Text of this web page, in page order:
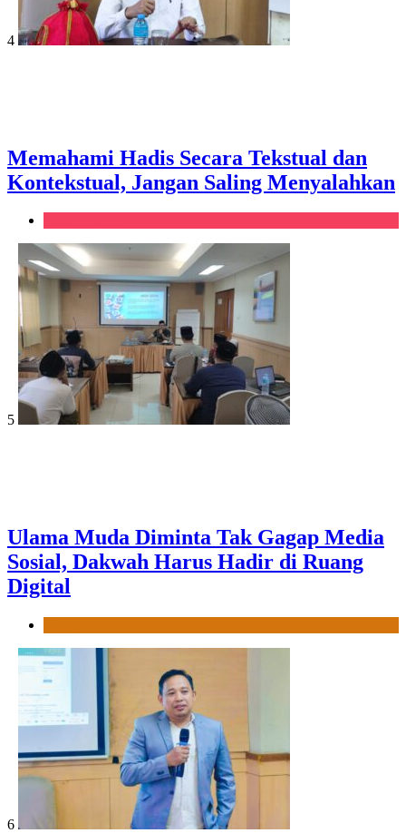
4
Memahami Hadis Secara Tekstual dan
Kontekstual, Jangan Saling Menyalahkan
5
Ulama Muda Diminta Tak Gagap Media
Sosial, Dakwah Harus Hadir di Ruang
Digital
6